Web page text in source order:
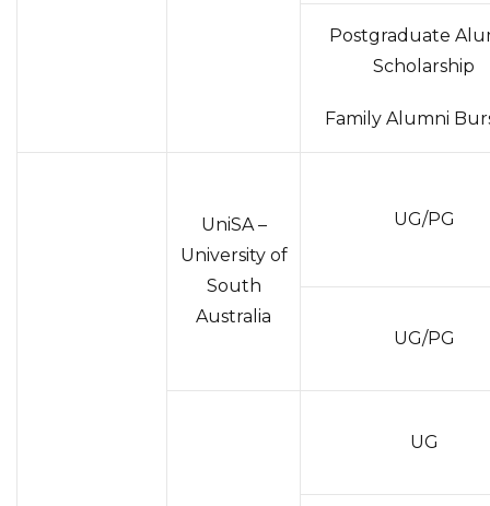
Postgraduate
Scholarship
Family Alumni
UniSA –
University of
South
Australia
UG/PG
UG/PG
UG